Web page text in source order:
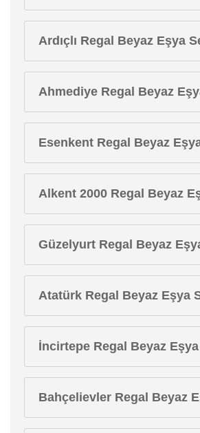
Ardıçlı Regal Beyaz Eşya
Ahmediye Regal Beyaz
Esenkent Regal Beyaz
Alkent 2000 Regal Beyaz
Güzelyurt Regal Beyaz
Atatürk Regal Beyaz Eşya
İncirtepe Regal Beyaz
Bahçelievler Regal Beyaz